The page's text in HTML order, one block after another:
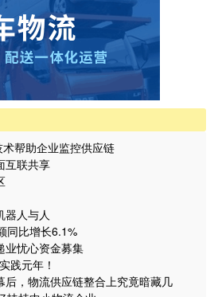
帮助企业监控供应链
互联共享
器人与人
同比增长6.1%
业忧心资金募集
践元年！
后，物流供应链整合上究竟暗藏几